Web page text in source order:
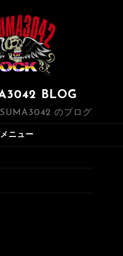
BLOG
のブログ
メニュー